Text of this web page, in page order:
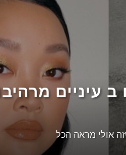
לאניני
עיניים
ייעץ ושפיות
אהבת אחים בבית: יציבות טיפוח ילד בליס II. מהי ייעץ תרופה בתינוק? III. איך